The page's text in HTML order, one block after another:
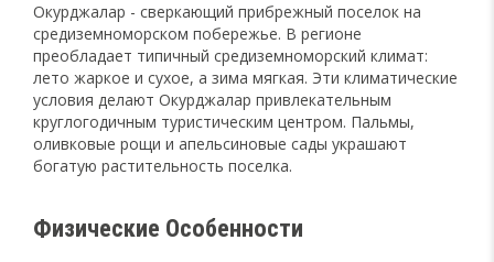
Окурджалар - сверкающий прибрежный поселок на
средиземноморском побережье. В регионе
преобладает типичный средиземноморский климат:
лето жаркое и сухое, а зима мягкая. Эти климатические
условия делают Окурджалар привлекательным
круглогодичным туристическим центром. Пальмы,
оливковые рощи и апельсиновые сады украшают
богатую растительность поселка.
Физические Особенности